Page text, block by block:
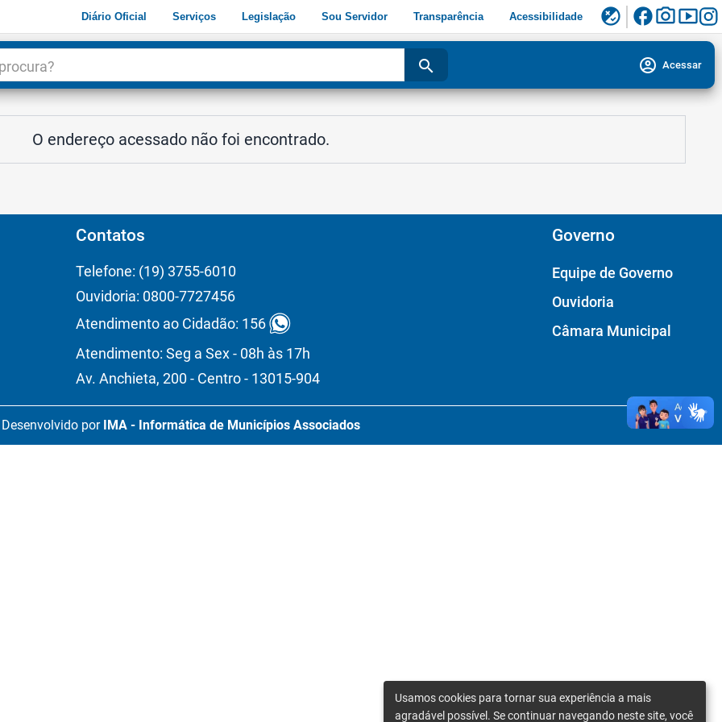
Diário Oficial Serviços Legislação Sou Servidor Transparência Acessibilidade flaky facebookphoto_camerasmart_display
search account_circle Acessar
O endereço acessado não foi encontrado.
Contatos
Telefone: (19) 3755-6010
Ouvidoria: 0800-7727456
Atendimento ao Cidadão: 156
Atendimento: Seg a Sex - 08h às 17h
Av. Anchieta, 200 - Centro - 13015-904
Governo
Equipe de Governo
Ouvidoria
Câmara Municipal
Desenvolvido por IMA - Informática de Municípios Associados
Usamos cookies para tornar sua experiência a mais
agradável possível. Se continuar navegando neste site, você